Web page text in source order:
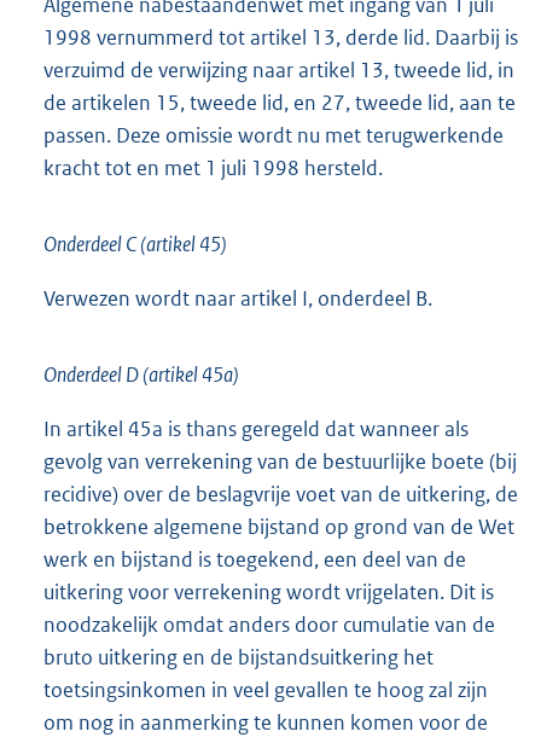
1998 vernummerd tot artikel 13, derde lid. Daarbij is
verzuimd de verwijzing naar artikel 13, tweede lid, in
de artikelen 15, tweede lid, en 27, tweede lid, aan te
passen. Deze omissie wordt nu met terugwerkende
kracht tot en met 1 juli 1998 hersteld.
Onderdeel C (artikel 45)
Verwezen wordt naar artikel I, onderdeel B.
Onderdeel D (artikel 45a)
In artikel 45a is thans geregeld dat wanneer als
gevolg van verrekening van de bestuurlijke boete (bij
recidive) over de beslagvrije voet van de uitkering, de
betrokkene algemene bijstand op grond van de Wet
werk en bijstand is toegekend, een deel van de
uitkering voor verrekening wordt vrijgelaten. Dit is
noodzakelijk omdat anders door cumulatie van de
bruto uitkering en de bijstandsuitkering het
toetsingsinkomen in veel gevallen te hoog zal zijn
om nog in aanmerking te kunnen komen voor de